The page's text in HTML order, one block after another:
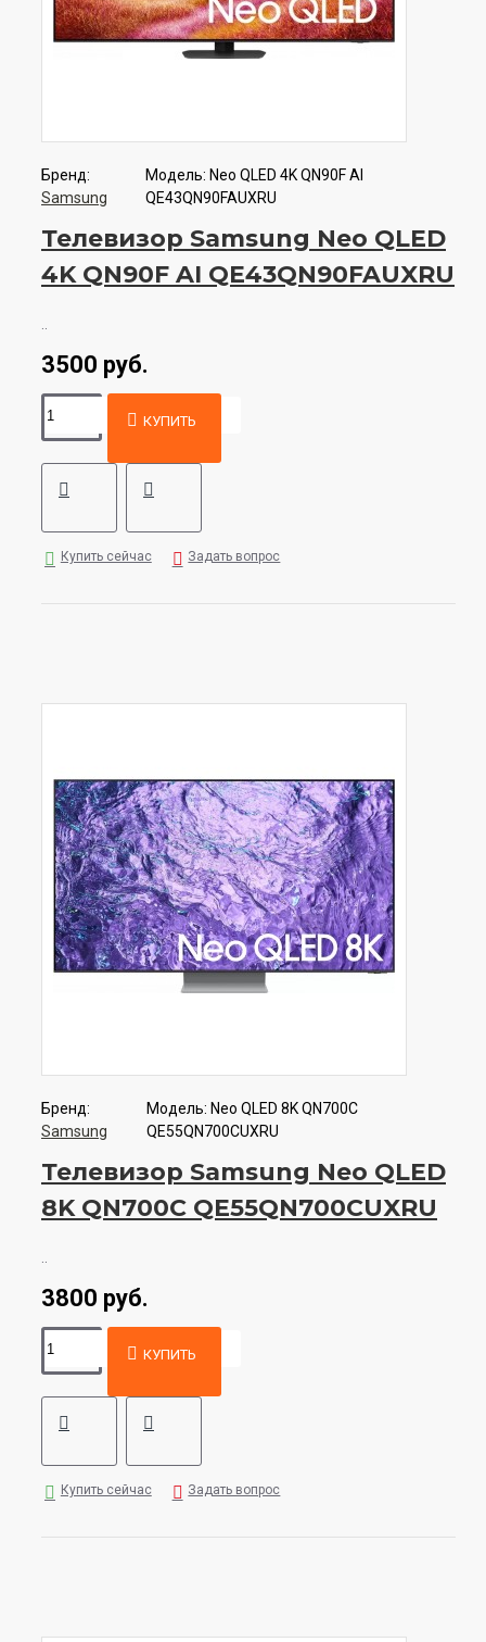
Бренд:
Samsung
Модель: Neo QLED 4K QN90F AI
QE43QN90FAUXRU
Телевизор Samsung Neo QLED
4K QN90F AI QE43QN90FAUXRU
3500 руб.
КУПИТЬ
Купить сейчас Задать вопрос
Бренд:
Samsung
Модель: Neo QLED 8K QN700C
QE55QN700CUXRU
Телевизор Samsung Neo QLED
8K QN700C QE55QN700CUXRU
3800 руб.
КУПИТЬ
Купить сейчас Задать вопрос